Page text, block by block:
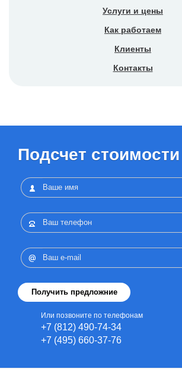
Услуги и цены
Как работаем
Клиенты
Контакты
Подсчет стоимости
Или позвоните по телефонам
+7 (812) 490-74-34
+7 (495) 660-37-76